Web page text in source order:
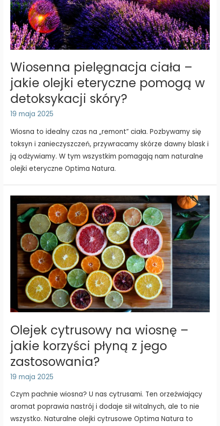
Wiosenna pielęgnacja ciała –
jakie olejki eteryczne pomogą w
detoksykacji skóry?
19 maja 2025
Wiosna to idealny czas na „remont” ciała. Pozbywamy się
toksyn i zanieczyszczeń, przywracamy skórze dawny blask i
ją odżywiamy. W tym wszystkim pomagają nam naturalne
olejki eteryczne Optima Natura.
Olejek cytrusowy na wiosnę –
jakie korzyści płyną z jego
zastosowania?
19 maja 2025
Czym pachnie wiosna? U nas cytrusami. Ten orzeźwiający
aromat poprawia nastrój i dodaje sił witalnych, ale to nie
wszystko. Naturalne olejki cytrusowe Optima Natura to